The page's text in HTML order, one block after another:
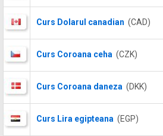
Curs Dolarul canadian (CAD)
Curs Coroana ceha (CZK)
Curs Coroana daneza (DKK)
Curs Lira egipteana (EGP)